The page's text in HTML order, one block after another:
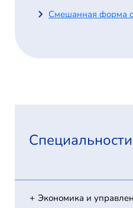
Смешанная форма
Специальности
Экономика и